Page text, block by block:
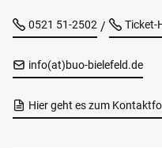
0521 51-2502 / Ticket-
info(at)buo-bielefeld.de
Hier geht es zum